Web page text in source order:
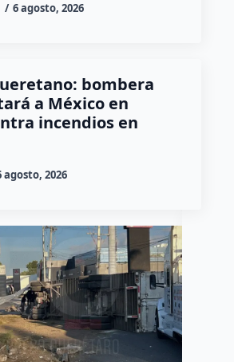
6 agosto, 2026
bombera
a México en
incendios en
agosto, 2026